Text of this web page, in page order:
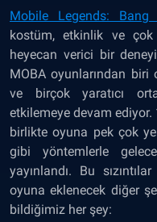
Mobile Legends: Bang
kostüm, etkinlik ve çok
heyecan verici bir
MOBA oyunlarından
ve birçok yaratıcı
etkilemeye devam
birlikte oyuna pek çok
gibi yöntemlerle
yayınlandı. Bu
oyuna eklenecek diğer
bildiğimiz her şey: